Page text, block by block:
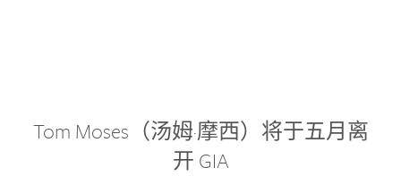
Tom Moses（汤姆·摩西）将于五月离
开 GIA